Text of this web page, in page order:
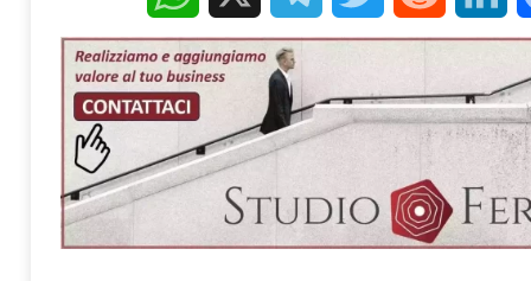
WhatsApp
X TelegramTwitterReddit